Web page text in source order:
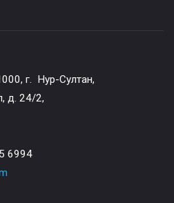
г. Нур-Султан,
д. 24/2,
6994